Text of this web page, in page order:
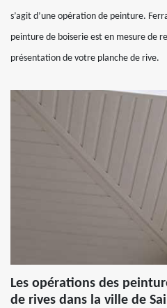
s’agit d’une opération de peinture.
peinture de boiserie est en mesure de
présentation de votre planche de rive.
Les opérations des
de rives dans la ville de